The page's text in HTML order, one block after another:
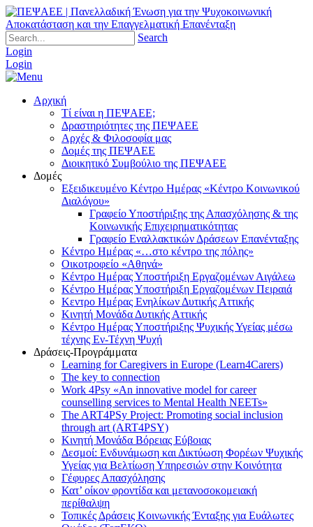
Search
Login
Login
Αρχική
Τί είναι η ΠΕΨΑΕΕ;
Δραστηριότητες της ΠΕΨΑΕΕ
Αρχές & Φιλοσοφία μας
Δομές της ΠΕΨΑΕΕ
Διοικητικό Συμβούλιο της ΠΕΨΑΕΕ
Δομές
Εξειδικευμένο Κέντρο Ημέρας «Κέντρο Κοινωνικού
Διαλόγου»
Γραφείο Υποστήριξης της Απασχόλησης & της
Κοινωνικής Επιχειρηματικότητας
Γραφείο Εναλλακτικών Δράσεων Επανένταξης
Κέντρο Ημέρας «…στο κέντρο της πόλης»
Οικοτροφείο «Αθηνά»
Κέντρο Ημέρας Υποστήριξη Eργαζομένων Αιγάλεω
Κέντρο Ημέρας Υποστήριξη Eργαζομένων Πειραιά
Κεντρο Ημέρας Ενηλίκων Δυτικής Αττικής
Κινητή Μονάδα Δυτικής Αττικής
Κέντρο Ημέρας Υποστήριξης Ψυχικής Υγείας μέσω
τέχνης Εν-Τέχνη Ψυχή
Δράσεις-Προγράμματα
Learning for Caregivers in Europe (Learn4Carers)
Τhe key to connection
Work 4Psy «An innovative model for career
counselling services to Mental Health NEETs»
The ART4PSy Project: Promoting social inclusion
through art (ART4PSY)
Κινητή Μονάδα Βόρειας Εύβοιας
Δεσμοί: Ενδυνάμωση και Δικτύωση Φορέων Ψυχικής
Υγείας για Βελτίωση Υπηρεσιών στην Κοινότητα
Γέφυρες Απασχόλησης
Κατ’ οίκον φροντίδα και μετανοσοκομειακή
περίθαλψη
Τοπικές Δράσεις Κοινωνικής Ένταξης για Ευάλωτες